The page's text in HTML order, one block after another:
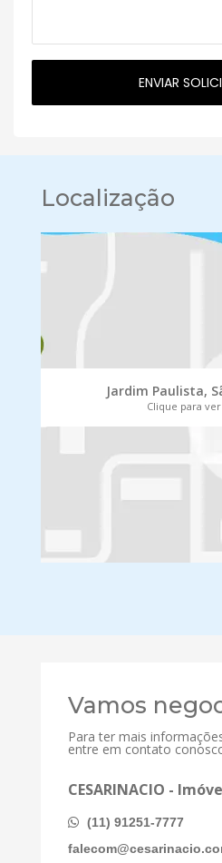
Localização
Jardim Paulista,
Clique para
Vamos
Para ter mais
entre em contato
CESARINACIO -
(11) 91251-7777